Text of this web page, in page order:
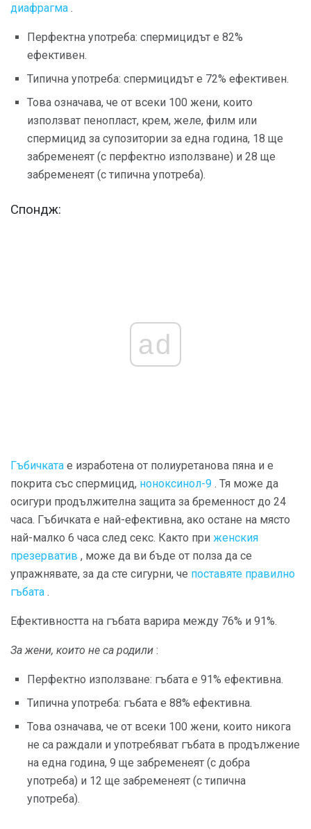
диафрагма .
Перфектна употреба: спермицидът е 82%
ефективен.
Типична употреба: спермицидът е 72% ефективен.
Това означава, че от всеки 100 жени, които
използват пенопласт, крем, желе, филм или
спермицид за супозитории за една година, 18 ще
забременеят (с перфектно използване) и 28 ще
забременеят (с типична употреба).
Спондж:
ad
Гъбичката е изработена от полиуретанова пяна и е
покрита със спермицид, ноноксинол-9 . Тя може да
осигури продължителна защита за бременност до 24
часа. Гъбичката е най-ефективна, ако остане на място
най-малко 6 часа след секс. Както при женския
презерватив , може да ви бъде от полза да се
упражнявате, за да сте сигурни, че поставяте правилно
гъбата .
Ефективността на гъбата варира между 76% и 91%.
За жени, които не са родили :
Перфектно използване: гъбата е 91% ефективна.
Типична употреба: гъбата е 88% ефективна.
Това означава, че от всеки 100 жени, които никога
не са раждали и употребяват гъбата в продължение
на една година, 9 ще забременеят (с добра
употреба) и 12 ще забременеят (с типична
употреба).